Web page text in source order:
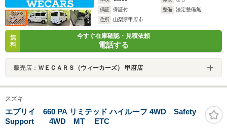
保証
保証付 整備
法定整備無
住所
山梨県甲府市
無
料
今すぐ在庫確認・見積依頼
電話する
販売店： ＷＥＣＡＲＳ（ウィーカーズ） 甲府店
スズキ
エブリイ 660 PA リミテッド ハイルーフ 4WD Safety
Support 4WD MT ETC